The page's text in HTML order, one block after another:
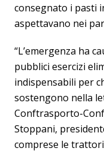
consegnato i pasti
aspettavano nei
“L’emergenza ha
pubblici esercizi
indispensabili per
sostengono nella
Conftrasporto-
Stoppani,
comprese le